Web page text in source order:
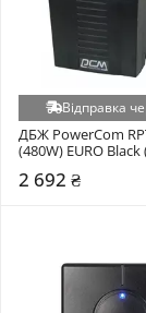
Відправка
ДБЖ PowerCom
(480W) EURO Black
2 692 ₴